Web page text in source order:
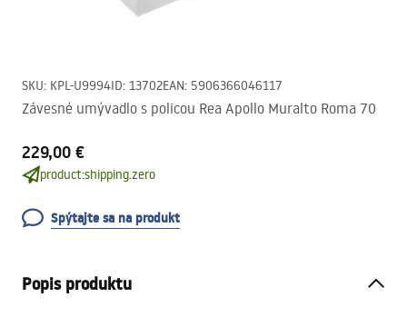
SKU: KPL-U9994ID: 13702EAN: 5906366046117
Závesné umývadlo s policou Rea Apollo Muralto Roma 70
229,00 €
product:shipping.zero
Spýtajte sa na produkt
Popis produktu